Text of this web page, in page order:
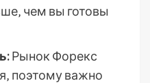
чем вы готовы
Рынок Форекс
поэтому важно